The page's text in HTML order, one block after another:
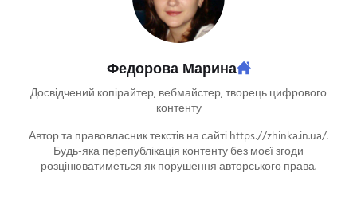
Федорова Марина
Досвідчений копірайтер, вебмайстер, творець цифрового
контенту
Автор та правовласник текстів на сайті https://zhinka.in.ua/.
Будь-яка перепублікація контенту без моєї згоди
розцінюватиметься як порушення авторського права.